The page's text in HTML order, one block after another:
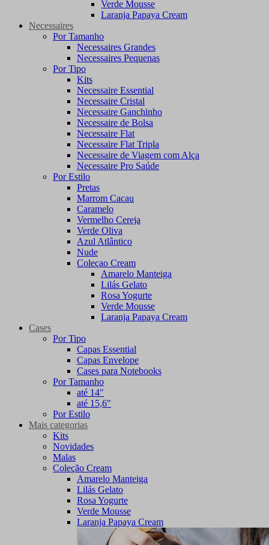
Verde Mousse
Laranja Papaya Cream
Necessaires
Por Tamanho
Necessaires Grandes
Necessaires Pequenas
Por Tipo
Kits
Necessaire Essential
Necessaire Cristal
Necessaire Ganchinho
Necessaire de Bolsa
Necessaire Flat
Necessaire Flat Tripla
Necessaire de Viagem com Alça
Necessaire Pro Saúde
Por Estilo
Pretas
Marrom Cacau
Caramelo
Vermelho Cereja
Verde Oliva
Azul Atlântico
Nude
Coleçao Cream
Amarelo Manteiga
Lilás Gelato
Rosa Yogurte
Verde Mousse
Laranja Papaya Cream
Cases
Por Tipo
Capas Essential
Capas Envelope
Cases para Notebooks
Por Tamanho
até 14"
até 15,6"
Por Estilo
Mais categorias
Kits
Novidades
Malas
Coleção Cream
Amarelo Manteiga
Lilás Gelato
Rosa Yogurte
Verde Mousse
Laranja Papaya Cream